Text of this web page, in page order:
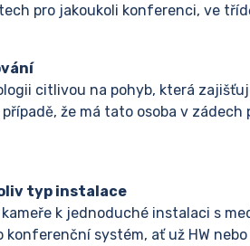
pro jakoukoli konferenci, ve
citlivou na pohyb, která
že má tato osoba v zádech
typ instalace
k jednoduché instalaci s
systém, ať už HW nebo